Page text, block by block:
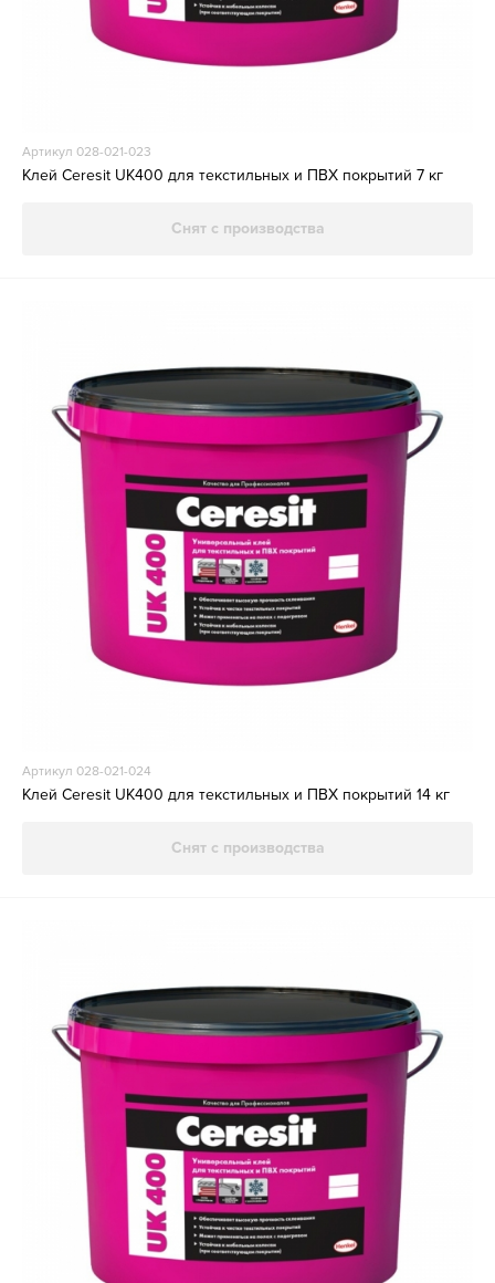
Артикул 028-021-023
Клей Ceresit UK400 для текстильных и ПВХ покрытий 7 кг
Снят с производства
Артикул 028-021-024
Клей Ceresit UK400 для текстильных и ПВХ покрытий 14 кг
Снят с производства